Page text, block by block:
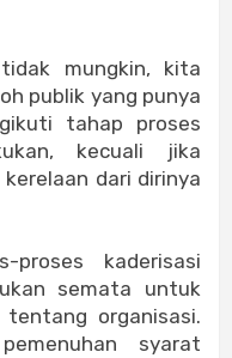
mungkin, kita
publik yang punya
tahap proses
kecuali jika
dari dirinya
proses kaderisasi
semata untuk
tentang organisasi.
syarat